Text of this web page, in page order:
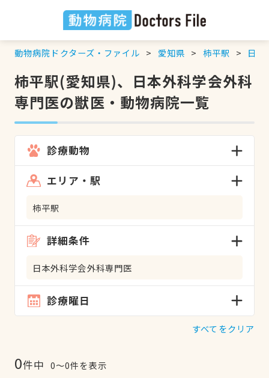
動物病院ドクターズ・ファイル 愛知県 柿平駅 日本
柿平駅(愛知県)、日本外科学会外科
専門医の獣医・動物病院一覧
診療動物
エリア・駅
柿平駅
詳細条件
日本外科学会外科専門医
診療曜日
すべてをクリア
0件中 0〜0件を表示